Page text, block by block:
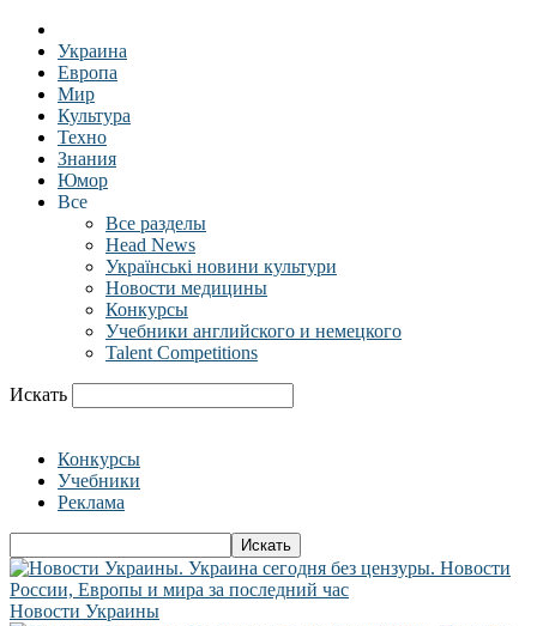
Украина
Европа
Мир
Культура
Техно
Знания
Юмор
Все
Все разделы
Head News
Українські новини культури
Новости медицины
Конкурсы
Учебники английского и немецкого
Talent Competitions
Искать
Конкурсы
Учебники
Реклама
Новости Украины